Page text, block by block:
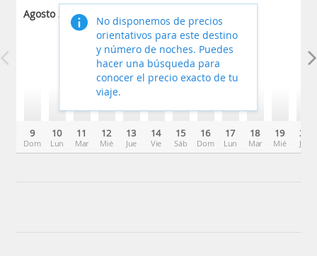
Agosto 2026
9
Dom
10
Lun
11
Mar
12
Mié
13
Jue
14
Vie
15
Sáb
16
Dom
17
Lun
18
Mar
19
Mié
20
Jue
No disponemos de precios
orientativos para este destino
y número de noches. Puedes
hacer una búsqueda para
conocer el precio exacto de tu
viaje.